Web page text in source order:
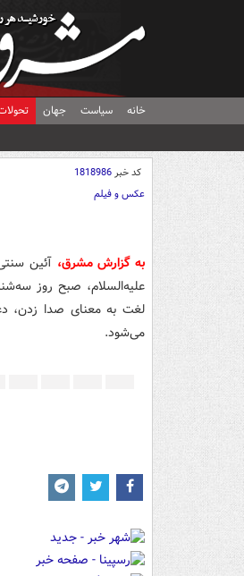
خانه سیاست جهان
کد خبر1818986
عکس و فیلم
به گزارش مشرق،
لغت به معنای صدا زدن،
می‌شود.